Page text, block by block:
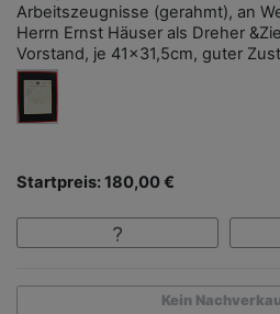
Arbeitszeugnisse (gerahmt), an
Herrn Ernst Häuser als Dreher
Vorstand, je 41x31,5cm, guter
Startpreis: 180,00 €
Kein